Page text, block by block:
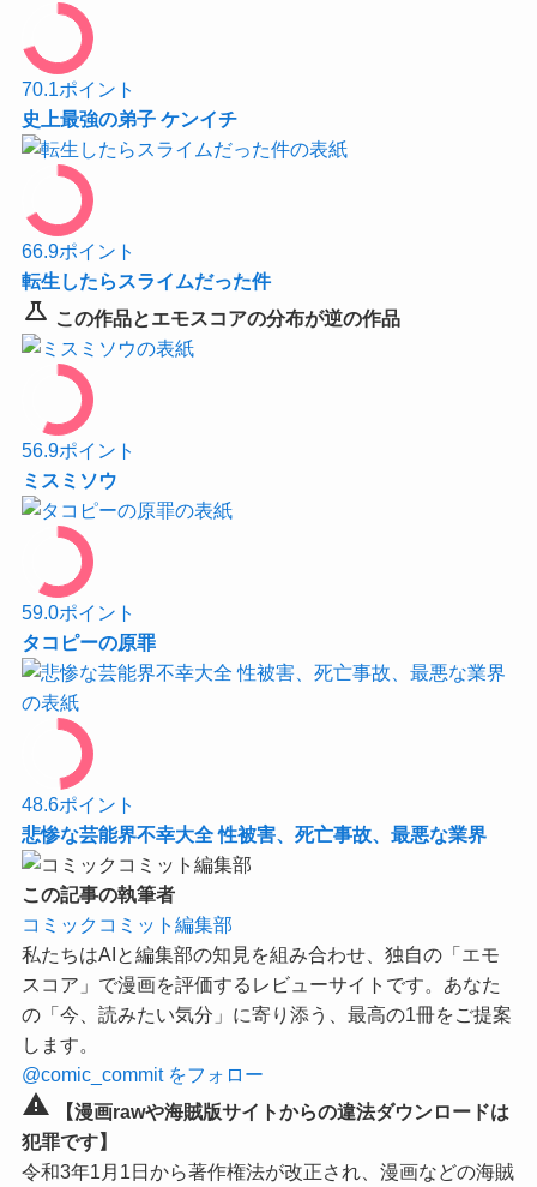
70.1 ポイント
史上最強の弟子 ケンイチ
66.9ポイント
転生したらスライムだった件
science この作品とエモスコアの分布が逆の作品
56.9ポイント
ミスミソウ
59.0ポイント
タコピーの原罪
48.6ポイント
悲惨な芸能界不幸大全 性被害、死亡事故、最悪な業界
この記事の執筆者
コミックコミット編集部
私たちはAIと編集部の知見を組み合わせ、独自の「エモ
スコア」で漫画を評価するレビューサイトです。あなた
の「今、読みたい気分」に寄り添う、最高の1冊をご提案
します。
@comic_commit をフォロー
warning
【漫画rawや海賊版サイトからの違法ダウンロードは
犯罪です】
令和3年1月1日から著作権法が改正され、漫画などの海賊